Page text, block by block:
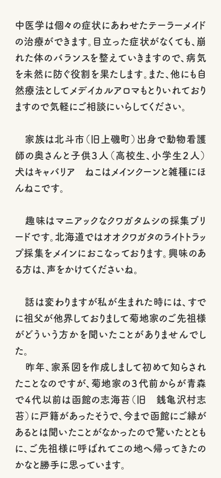
中医学は個々の症状にあわせたテーラーメイド
の治療ができます。目立った症状がなくても、崩
れた体のバランスを整えていきますので、病気
を未然に防ぐ役割を果たします。また、他にも自
然療法としてメデイカルアロマもとりいれており
ますので気軽にご相談にいらしてください。
家族は北斗市（旧上磯町）出身で動物看護
師の奥さんと子供３人（高校生、小学生２人）
犬はキャバリア ねこはメインクーンと雑種にほ
んねこです。
趣味はマニアックなクワガタムシの採集ブリ
ードです。北海道ではオオクワガタのライトトラッ
プ採集をメインにおこなっております。興味のあ
る方は、声をかけてくださいね。
話は変わりますが私が生まれた時には、すで
に祖父が他界しておりまして菊地家のご先祖様
がどういう方かを聞いたことがありませんでし
た。
昨年、家系図を作成しまして初めて知らされ
たことなのですが、菊地家の３代前からが青森
で４代以前は函館の志海苔（旧 銭亀沢村志
苔）に戸籍があったそうで、今まで函館にご縁が
あるとは聞いたことがなかったので驚いたととも
に、ご先祖様に呼ばれてこの地へ帰ってきたの
かなと勝手に思っています。